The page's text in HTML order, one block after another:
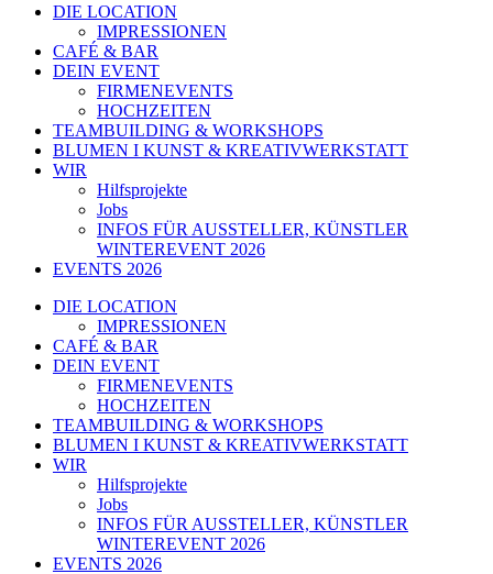
DIE LOCATION
IMPRESSIONEN
CAFÉ & BAR
DEIN EVENT
FIRMENEVENTS
HOCHZEITEN
TEAMBUILDING & WORKSHOPS
BLUMEN I KUNST & KREATIVWERKSTATT
WIR
Hilfsprojekte
Jobs
INFOS FÜR AUSSTELLER, KÜNSTLER
WINTEREVENT 2026
EVENTS 2026
DIE LOCATION
IMPRESSIONEN
CAFÉ & BAR
DEIN EVENT
FIRMENEVENTS
HOCHZEITEN
TEAMBUILDING & WORKSHOPS
BLUMEN I KUNST & KREATIVWERKSTATT
WIR
Hilfsprojekte
Jobs
INFOS FÜR AUSSTELLER, KÜNSTLER
WINTEREVENT 2026
EVENTS 2026